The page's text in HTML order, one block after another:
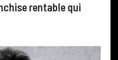
rentable qui